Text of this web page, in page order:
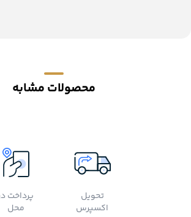
محصولات مشابه
تحویل
اکسپرس
پرداخت
محل